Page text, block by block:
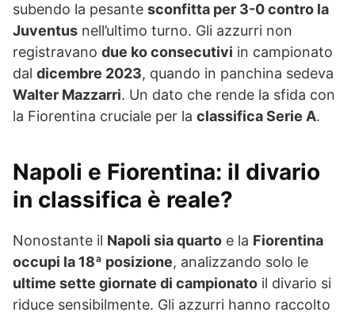
subendo la pesante sconfitta per 3-0 contro la
Juventus nell’ultimo turno. Gli azzurri non
registravano due ko consecutivi in campionato
dal dicembre 2023, quando in panchina sedeva
Walter Mazzarri. Un dato che rende la sfida con
la Fiorentina cruciale per la classifica Serie A.
Napoli e Fiorentina: il divario
in classifica è reale?
Nonostante il Napoli sia quarto e la Fiorentina
occupi la 18ª posizione, analizzando solo le
ultime sette giornate di campionato il divario si
riduce sensibilmente. Gli azzurri hanno raccolto